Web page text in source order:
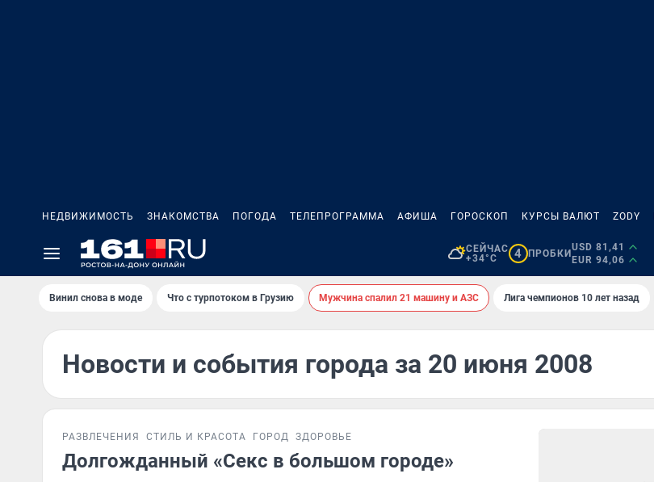
НЕДВИЖИМОСТЬ ЗНАКОМСТВА ПОГОДА ТЕЛЕПРОГРАММА АФИША ГОРОСКОП КУРСЫ ВАЛЮТ ZODY
СЕЙЧАС
+34°C
4 ПРОБКИ
USD 81,41
EUR 94,06
Винил снова в моде Что с турпотоком в Грузию Мужчина спалил 21 машину и АЗС Лига чемпионов 10 лет назад
Новости и события города за 20 июня 2008
РАЗВЛЕЧЕНИЯ СТИЛЬ И КРАСОТА ГОРОД ЗДОРОВЬЕ
Долгожданный «Секс в большом городе»